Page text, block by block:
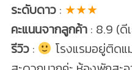
ระดับดาว: ★★★
คะแนนจากลูกค้า : 8.9 (ดี
รีวิว:
โรงแรมอยู่ติดแ